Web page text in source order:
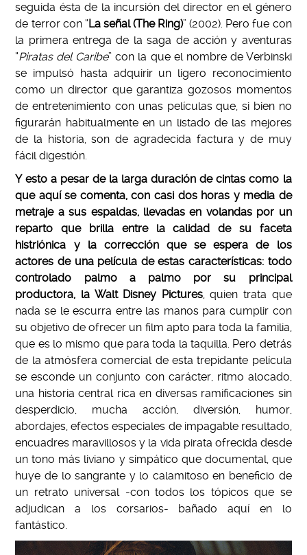
seguida ésta de la incursión del director en el género
de terror con “La señal (The Ring)” (2002). Pero fue con
la primera entrega de la saga de acción y aventuras
“Piratas del Caribe” con la que el nombre de Verbinski
se impulsó hasta adquirir un ligero reconocimiento
como un director que garantiza gozosos momentos
de entretenimiento con unas películas que, si bien no
figurarán habitualmente en un listado de las mejores
de la historia, son de agradecida factura y de muy
fácil digestión.
Y esto a pesar de la larga duración de cintas como la
que aquí se comenta, con casi dos horas y media de
metraje a sus espaldas, llevadas en volandas por un
reparto que brilla entre la calidad de su faceta
histriónica y la corrección que se espera de los
actores de una película de estas características: todo
controlado palmo a palmo por su principal
productora, la Walt Disney Pictures, quien trata que
nada se le escurra entre las manos para cumplir con
su objetivo de ofrecer un film apto para toda la familia,
que es lo mismo que para toda la taquilla. Pero detrás
de la atmósfera comercial de esta trepidante película
se esconde un conjunto con carácter, ritmo alocado,
una historia central rica en diversas ramificaciones sin
desperdicio, mucha acción, diversión, humor,
abordajes, efectos especiales de impagable resultado,
encuadres maravillosos y la vida pirata ofrecida desde
un tono más liviano y simpático que documental, que
huye de lo sangrante y lo calamitoso en beneficio de
un retrato universal -con todos los tópicos que se
adjudican a los corsarios- bañado aquí en lo
fantástico.